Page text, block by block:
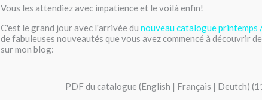
Vous les attendiez avec impatience et le voilà enfin!
C'est le grand jour avec l'arrivée du nouveau catalogue printemps
de fabuleuses nouveautés que vous avez commencé à découvrir
sur mon blog:
PDF du catalogue (English | Français | Deutch)